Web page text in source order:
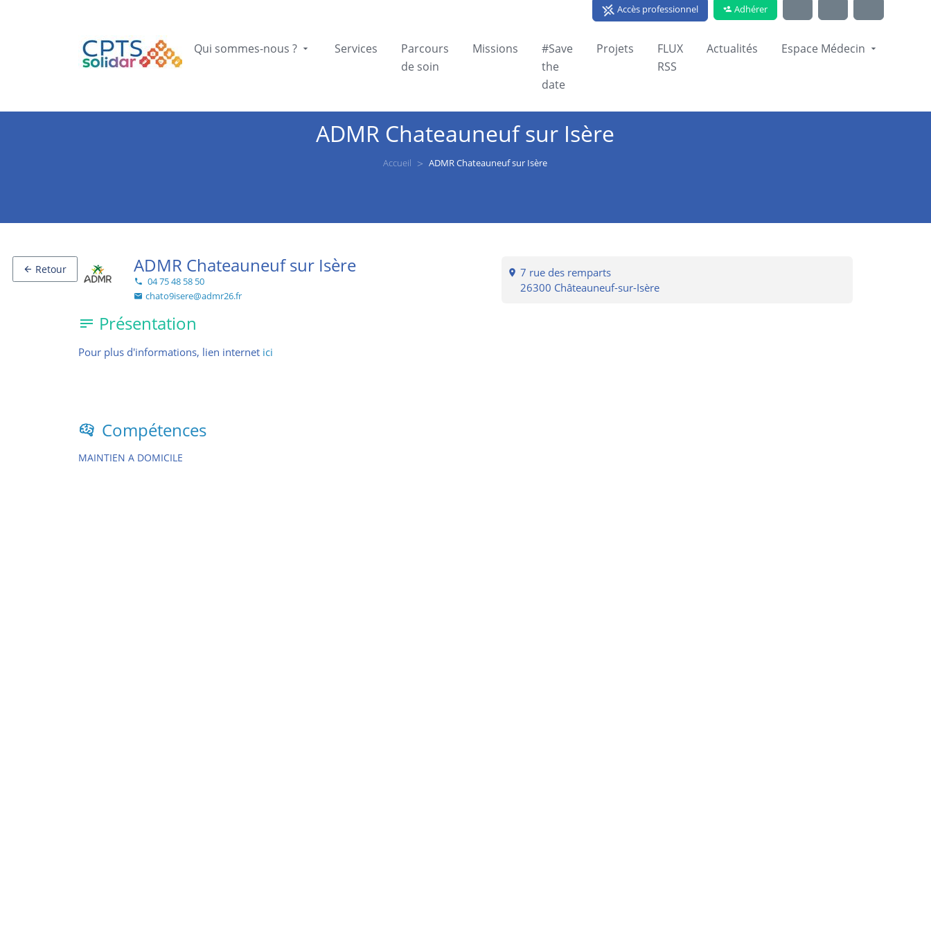
Accès professionnel Adhérer
Qui sommes-nous ? Services
Parcours
de soin
Missions
#Save
the
date
Projets
FLUX
RSS
Actualités Espace Médecin
ADMR Chateauneuf sur Isère
Accueil ADMR Chateauneuf sur Isère
Retour ADMR Chateauneuf sur Isère
04 75 48 58 50
chato9isere@admr26.fr
7 rue des remparts
26300 Châteauneuf-sur-Isère
Présentation
Pour plus d'informations, lien internet ici
Compétences
MAINTIEN A DOMICILE